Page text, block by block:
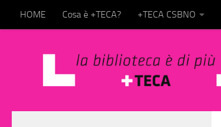
Salta al contenuto
HOME Cosa è +TECA? +TECA CSBNO